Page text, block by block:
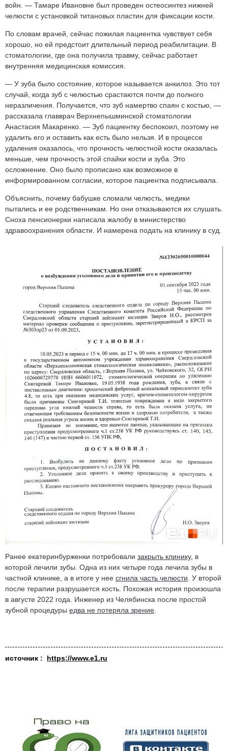
войн. — Тамаре Ивановне был проведен остеосинтез нижней
челюсти с установкой титановых пластин для фиксации кости.
По словам врачей, сейчас пожилая пациентка чувствует себя
хорошо, но ей предстоит длительный период реабилитации. В
стоматологии, где она получила травму, сейчас работает
внутренняя медицинская комиссия.
— У зуба было состояние, которое называется анкилоз. Это тот
случай, когда зуб с челюстью срастаются почти до полного
неразличения. Получается, что зуб намертво спаян с костью, —
рассказала главврач Верхнепышминской стоматологии
Анастасия Макаренко. — Зуб пациентку беспокоил, поэтому не
удалить его и оставить как есть было нельзя. И в процессе
удаления оказалось, что прочность челюстной кости оказалась
меньше, чем прочность этой спайки кости и зуба. Это
осложнение. Оно было прописано как возможное в
информированном согласии, которое пациентка подписывала.
Объяснить, почему бабушке сломали челюсть, медики
пытались и ее родственникам. Но они отказываются их слушать.
Сноха пенсионерки написала жалобу в министерство
здравоохранения области. И намерена подать на клинику в суд.
Ранее екатеринбурженки потребовали закрыть клинику, в
которой лечили зубы. Одна из них четыре года лечила зубы в
частной клинике, а в итоге у нее сгнила часть челюсти . У второй
после терапии разрушается кость. Похожая история произошла
в августе 2022 года. Инженер из Челябинска после простой
зубной процедуры едва не потеряла зрение
источник : https://www.e1.ru